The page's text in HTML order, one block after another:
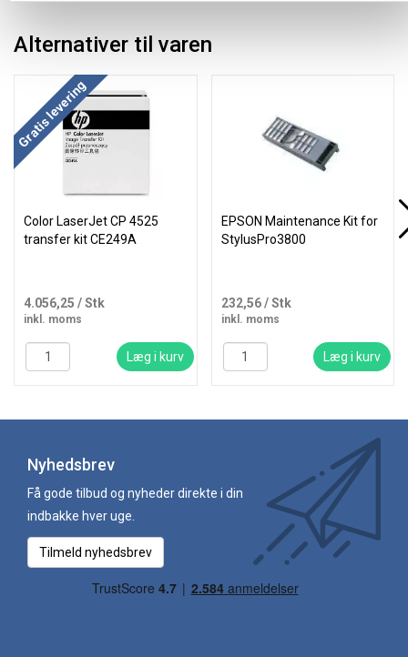
Alternativer til varen
Gratis levering
Color LaserJet CP 4525
transfer kit CE249A
4.056,25 / Stk
inkl. moms
Læg i kurv
EPSON Maintenance Kit for
StylusPro3800
232,56/ Stk
inkl. moms
Læg i kurv
Nyhedsbrev
Få gode tilbud og nyheder direkte i din
indbakke hver uge.
Tilmeld nyhedsbrev